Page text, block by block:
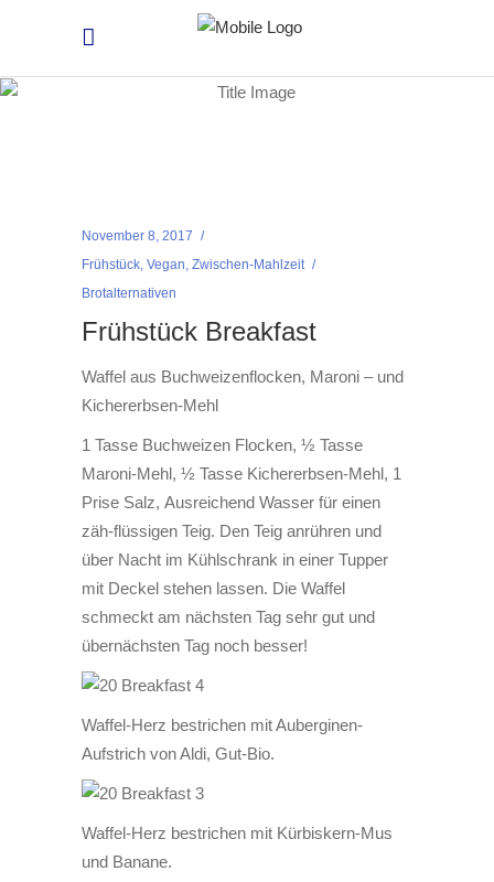
November 8, 2017
Frühstück, Vegan, Zwischen-Mahlzeit
Brotalternativen
Frühstück Breakfast
Waffel aus Buchweizenflocken, Maroni – und
Kichererbsen-Mehl
1 Tasse Buchweizen Flocken, ½ Tasse
Maroni-Mehl, ½ Tasse Kichererbsen-Mehl, 1
Prise Salz, Ausreichend Wasser für einen
zäh-flüssigen Teig. Den Teig anrühren und
über Nacht im Kühlschrank in einer Tupper
mit Deckel stehen lassen. Die Waffel
schmeckt am nächsten Tag sehr gut und
übernächsten Tag noch besser!
Waffel-Herz bestrichen mit Auberginen-
Aufstrich von Aldi, Gut-Bio.
Waffel-Herz bestrichen mit Kürbiskern-Mus
und Banane.